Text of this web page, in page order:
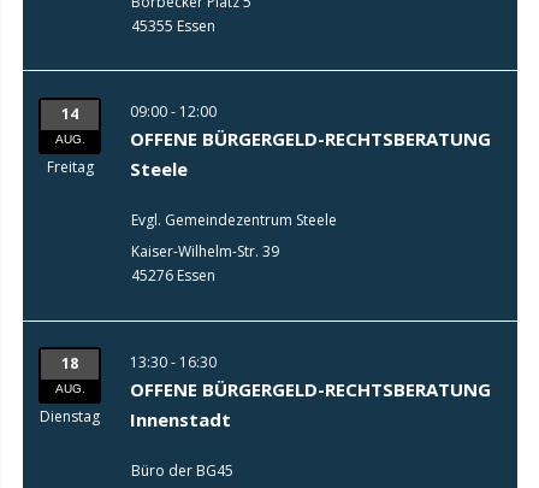
45355 Essen
14
AUG.
Freitag
09:00 - 12:00
OFFENE BÜRGERGELD-RECHTSBERATUNG
Steele
Evgl. Gemeindezentrum Steele
Kaiser-Wilhelm-Str. 39
45276 Essen
18
AUG.
Dienstag
13:30 - 16:30
OFFENE BÜRGERGELD-RECHTSBERATUNG
Innenstadt
Büro der BG45